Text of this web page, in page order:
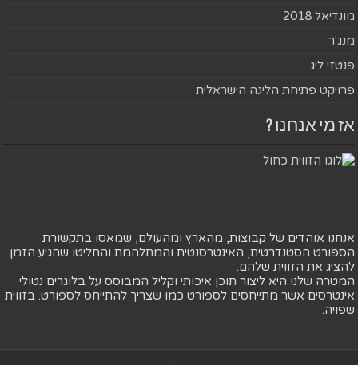
מונדיאל 2018
מנג'ר
פנטזי ליג
פרויקט פתיחת הליגה הישראלית
אז מי אנחנו ?
אנחנו אוהדים של קבוצות, מהארץ ומהעולם, שמאסו בתקשורת
הספורט הסטנדרטית, האינטרסנטית והמתלהמת והחליטו שהגיע הזמן
להציג את הזווית שלהם.
המטרה שלנו היא ליצור תוכן איכותי וקליל המבוסס על בלוגרים נטולי
אינטרסים אשר מתייחסים לספורט כמו שצריך להתייחס לספורט. בזווית
שפויה.